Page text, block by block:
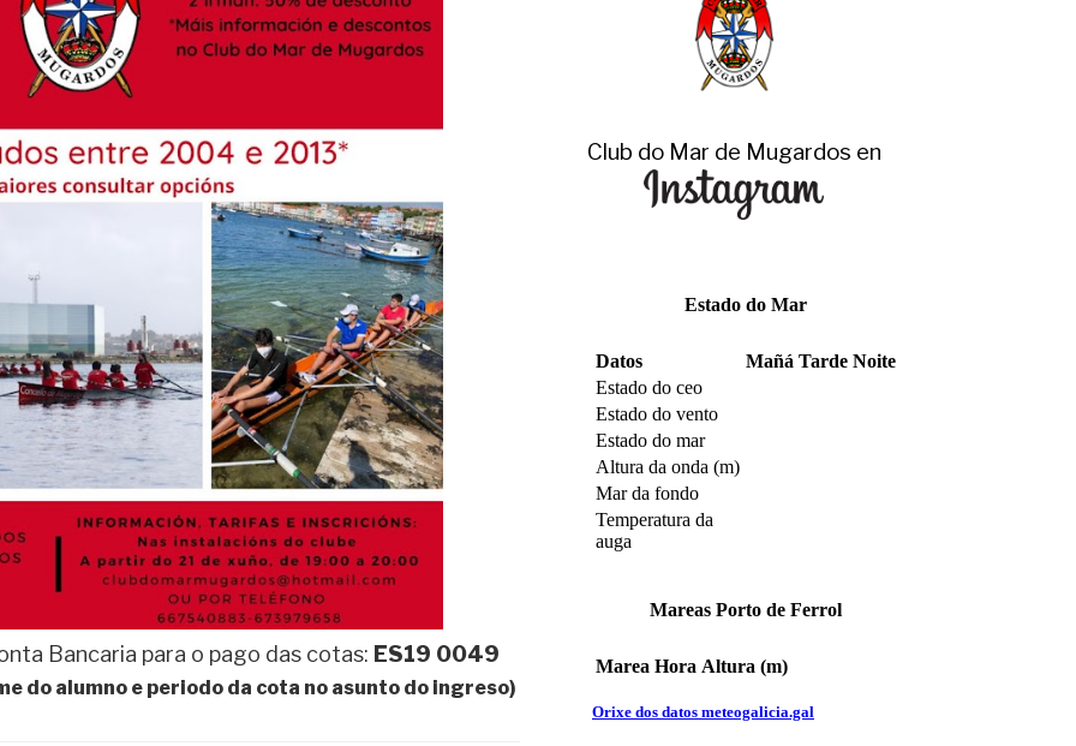
Bancaria para o pago das cotas: ES19 0049
do alumno e periodo da cota no asunto do ingreso)
Club do Mar de Mugardos en